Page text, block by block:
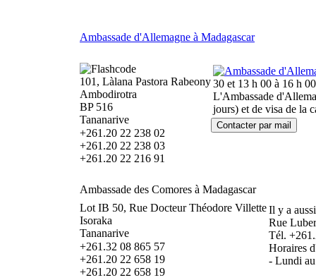
Ambassade d'Allemagne à Madagascar
101, Làlana Pastora Rabeony
Ambodirotra
BP 516
Tananarive
+261.20 22 238 02
+261.20 22 238 03
+261.20 22 216 91
30 et 13 h 00 à 16 h
L'Ambassade
jours) et de visa de la
Ambassade des Comores à Madagascar
Lot IB 50, Rue Docteur Théodore Villette
Isoraka
Tananarive
+261.32 08 865 57
+261.20 22 658 19
+261.20 22 658 19
Il y a
Rue
Tél.
Horaires
- Lundi